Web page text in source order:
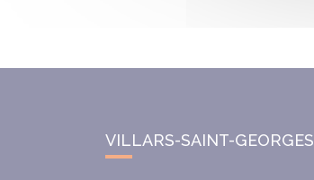
VILLARS-SAINT-GEORGES